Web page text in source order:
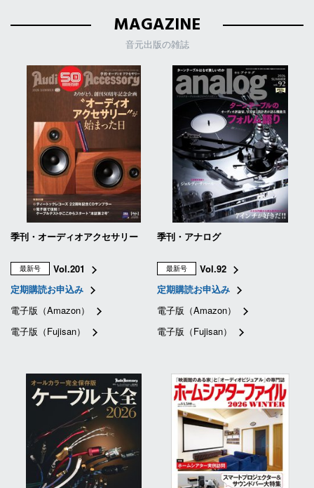
MAGAZINE
音元出版の雑誌
季刊・オーディオアクセサリー
最新号
Vol.201
定期購読お申込み
電子版（Amazon）
電子版（Fujisan）
季刊・アナログ
最新号
Vol.92
定期購読お申込み
電子版（Amazon）
電子版（Fujisan）